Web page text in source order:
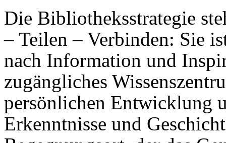
Die Bibliotheksstrategie
– Teilen – Verbinden: Sie
nach Information und
zugängliches
persönlichen Entwicklung
Erkenntnisse und